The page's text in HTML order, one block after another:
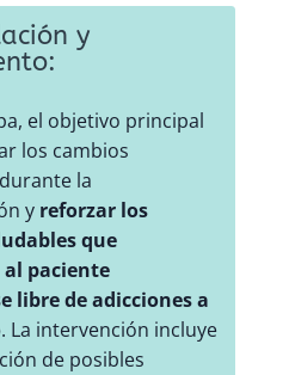
y
el objetivo principal
los cambios
la
y reforzar los
que
paciente
libre de adicciones a
. La intervención incluye
de posibles